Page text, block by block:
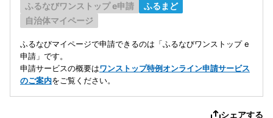
ふるなびワンストップ e申請
ふるまど
自治体マイページ
ふるなびマイページで申請できるのは「ふるなびワンストップ e
申請」です。
申請サービスの概要はワンストップ特例オンライン申請サービス
のご案内をご覧ください。
シェアする